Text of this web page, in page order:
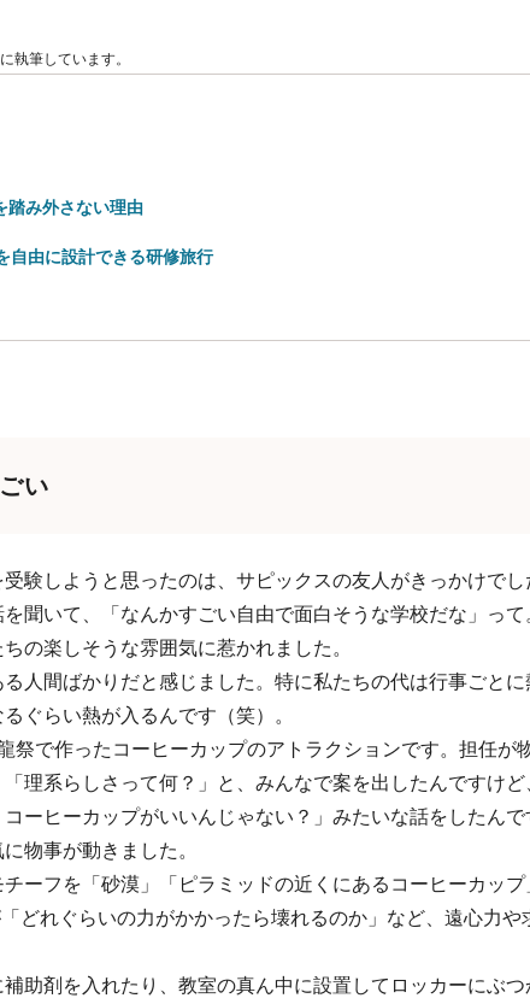
筆しています。
踏み外さない理由
自由に設計できる研修旅行
い
験しようと思ったのは、サピックスの友人がきっかけで
聞いて、「なんかすごい自由で面白そうな学校だな」っ
の楽しそうな雰囲気に惹かれました。
人間ばかりだと感じました。特に私たちの代は行事ごと
ぐらい熱が入るんです（笑）。
祭で作ったコーヒーカップのアトラクションです。担任が
理系らしさって何？」と、みんなで案を出したんですけ
ーヒーカップがいいんじゃない？」みたいな話をしたん
物事が動きました。
ーフを「砂漠」「ピラミッドの近くにあるコーヒーカッ
どれぐらいの力がかかったら壊れるのか」など、遠心力や
助剤を入れたり、教室の真ん中に設置してロッカーにぶつ